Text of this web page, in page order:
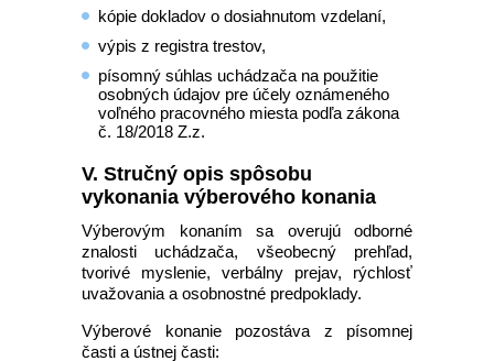
kópie dokladov o dosiahnutom vzdelaní,
výpis z registra trestov,
písomný súhlas uchádzača na použitie
osobných údajov pre účely oznámeného
voľného pracovného miesta podľa zákona
č. 18/2018 Z.z.
V. Stručný opis spôsobu
vykonania výberového konania
Výberovým konaním sa overujú odborné
znalosti uchádzača, všeobecný prehľad,
tvorivé myslenie, verbálny prejav, rýchlosť
uvažovania a osobnostné predpoklady.
Výberové konanie pozostáva z písomnej
časti a ústnej časti: